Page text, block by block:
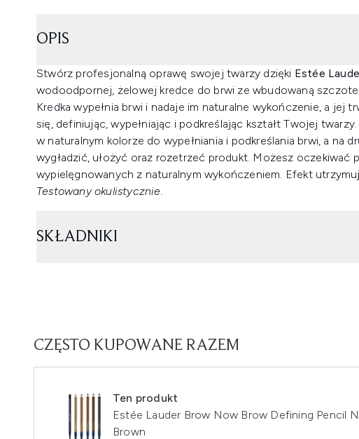
OPIS
Stwórz profesjonalną oprawę swojej twarzy dzięki Estée
wodoodpornej, żelowej kredce do brwi ze wbudowaną
Kredka wypełnia brwi i nadaje im naturalne wykończenie, a jej
się, definiując, wypełniając i podkreślając kształt Twojej
w naturalnym kolorze do wypełniania i podkreślania brwi, a na
wygładzić, ułożyć oraz rozetrzeć produkt. Możesz oczekiwać
wypielęgnowanych z naturalnym wykończeniem. Efekt
Testowany okulistycznie.
SKŁADNIKI
CZĘSTO KUPOWANE RAZEM
Ten produkt
Estée Lauder Brow Now Brow Defining Pencil
Brown